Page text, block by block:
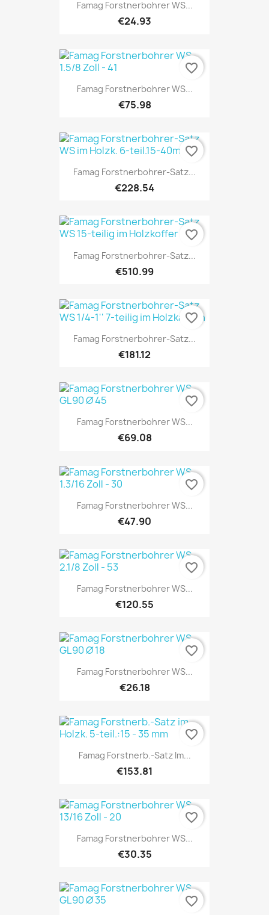
Famag Forstnerbohrer WS...
€24.93
Famag Forstnerbohrer WS...
€75.98
favorite_border
Famag Forstnerbohrer-Satz...
€228.54
favorite_border
Famag Forstnerbohrer-Satz...
€510.99
favorite_border
Famag Forstnerbohrer-Satz...
€181.12
favorite_border
Famag Forstnerbohrer WS...
€69.08
favorite_border
Famag Forstnerbohrer WS...
€47.90
favorite_border
Famag Forstnerbohrer WS...
€120.55
favorite_border
Famag Forstnerbohrer WS...
€26.18
favorite_border
Famag Forstnerb.-Satz Im...
€153.81
favorite_border
Famag Forstnerbohrer WS...
€30.35
favorite_border
favorite_border